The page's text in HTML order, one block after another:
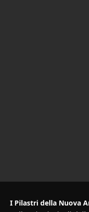
I Pilastri della Nuova